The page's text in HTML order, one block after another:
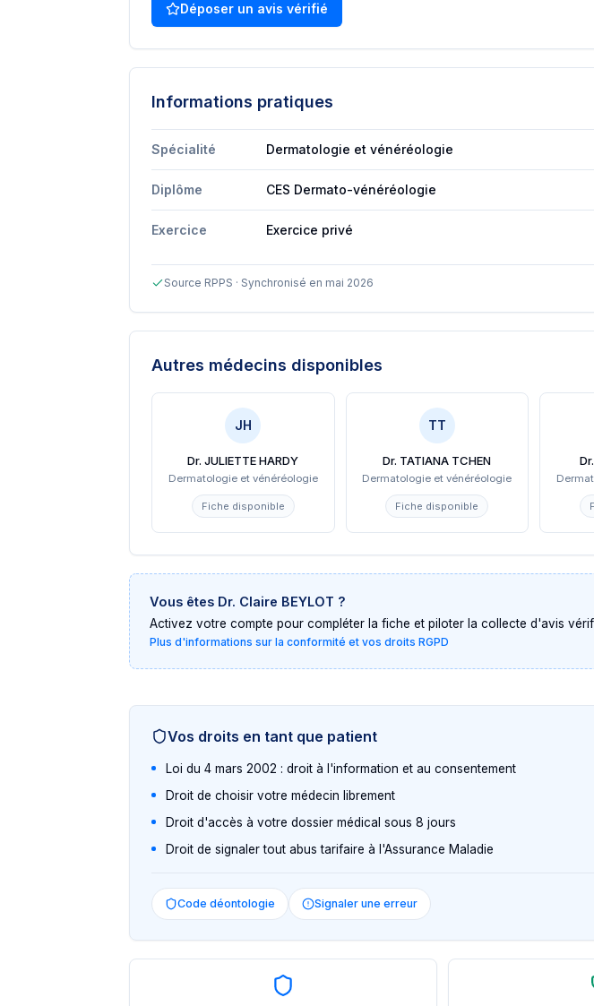
Déposer un avis vérifié
Informations pratiques
Spécialité Dermatologie et vénéréologie
Diplôme CES Dermato-vénéréologie
Exercice Exercice privé
Source RPPS · Synchronisé en mai 2026
Autres médecins disponibles
JH
Dr. JULIETTE HARDY
Dermatologie et vénéréologie
Fiche disponible
TT
Dr. TATIANA TCHEN
Dermatologie et vénéréologie
Fiche disponible
Vous êtes Dr. Claire BEYLOT ?
Activez votre compte pour compléter la fiche et piloter la collecte d'avis
Plus d'informations sur la conformité et vos droits RGPD
Vos droits en tant que patient
Loi du 4 mars 2002 : droit à l'information et au consentement
Droit de choisir votre médecin librement
Droit d'accès à votre dossier médical sous 8 jours
Droit de signaler tout abus tarifaire à l'Assurance Maladie
Code déontologie Signaler une erreur